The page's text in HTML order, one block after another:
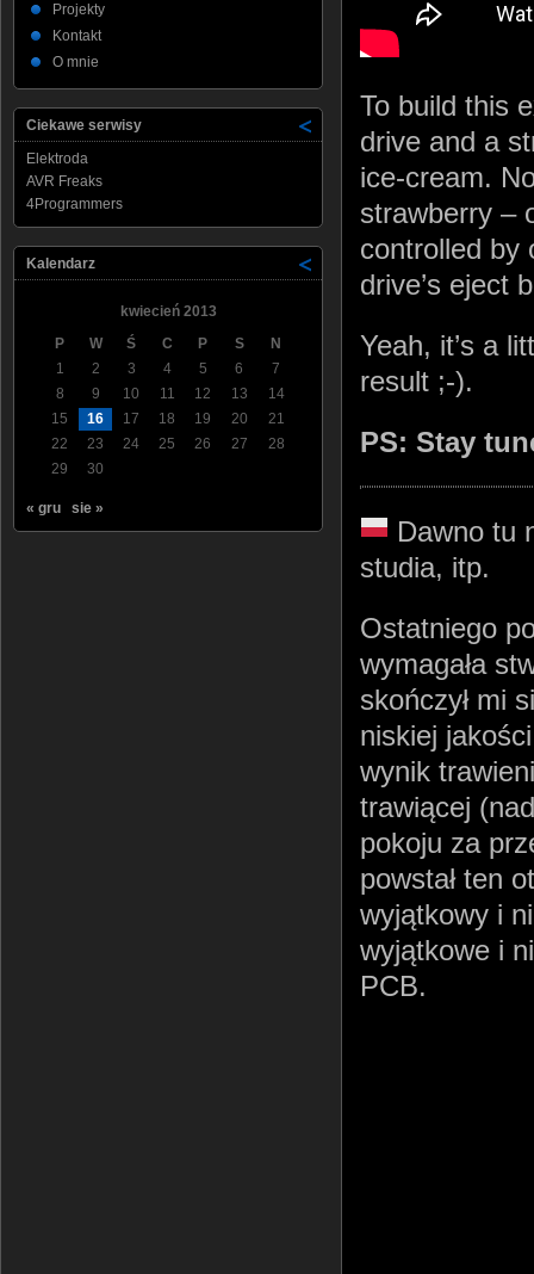
To build this
drive and a
ice-cream.
strawberry –
controlled by
drive’s eject
Yeah, it’s a
result ;-).
PS: Stay
Dawno tu
studia, itp.
Ostatniego
wymagała
skończył mi
niskiej
wynik
trawiącej
pokoju za
powstał ten
wyjątkowy i
wyjątkowe i
PCB.
Projekty
Kontakt
O mnie
Ciekawe serwisy
Elektroda
AVR Freaks
4Programmers
Kalendarz
kwiecień 2013
P
W Ś C P S
N
1
2 3 4 5 6
7
8
9 10 11 12 13
14
15
16 17 18 19 20
21
22
23 24 25 26 27
28
29
30
« gru sie »